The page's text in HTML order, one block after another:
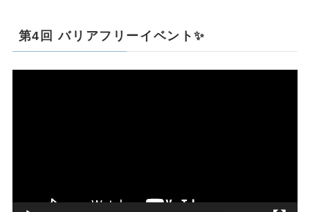
第4回 バリアフリーイベント✨